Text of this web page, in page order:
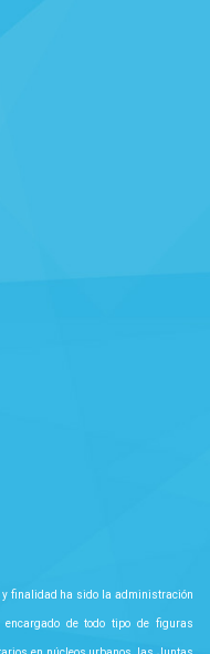
finalidad ha sido la administración
de todo tipo de figuras